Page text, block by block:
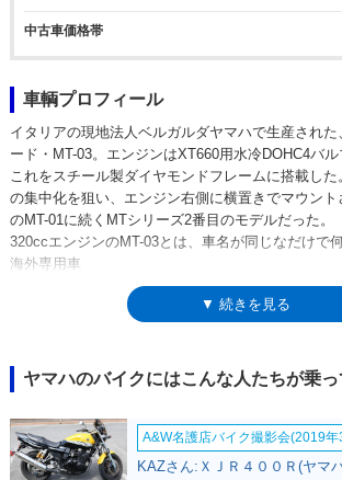
中古車価格帯
車輌プロフィール
イタリアの現地法人ベルガルダヤマハで生産され
ード・MT-03。エンジンはXT660用水冷DOHC4バル
これをスチール製ダイヤモンドフレームに搭載し
の集中化を狙い、エンジン右側に横置きでマウン
のMT-01に続くMTシリーズ2番目のモデルだった。
320ccエンジンのMT-03とは、車名が同じなだけで
海外専用車
▼ 続きを見る
ヤマハのバイクにはこんな人たちが乗
A&W名護店バイク撮影会(2019
KAZさん:ＸＪＲ４００Ｒ(ヤマ